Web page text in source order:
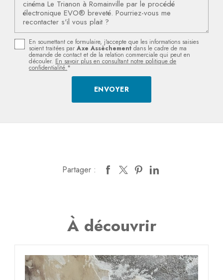
En soumettant ce formulaire, j'accepte que les informations saisies
soient traitées parAxe Assèchement dans le cadre de ma
demande de contact et de la relation commerciale qui peut en
découler. En savoir plus en consultant notre politique de
confidentialité.*
Partager :
À découvrir